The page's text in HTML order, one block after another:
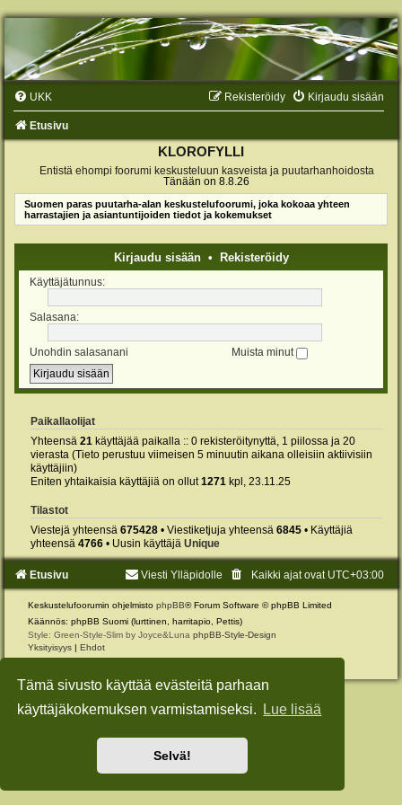
Tämä sivusto käyttää evästeitä parhaan
käyttäjäkokemuksen varmistamiseksi.
Lue lisää
Selvä!
UKK Kirjaudu sisään
Rekisteröidy
Etusivu
KLOROFYLLI
Entistä ehompi foorumi keskusteluun kasveista ja puutarhanhoidosta
Tänään on 8.8.26
Suomen paras puutarha-alan keskustelufoorumi, joka kokoaa yhteen
harrastajien ja asiantuntijoiden tiedot ja kokemukset
Kirjaudu sisään• Rekisteröidy
Käyttäjätunnus:
Salasana:
Unohdin salasanani Muista minut
Paikallaolijat
Yhteensä 21 käyttäjää paikalla :: 0 rekisteröitynyttä, 1 piilossa ja 20
vierasta (Tieto perustuu viimeisen 5 minuutin aikana olleisiin aktiivisiin
käyttäjiin)
Eniten yhtaikaisia käyttäjiä on ollut1271 kpl, 23.11.25
Tilastot
Viestejä yhteensä 675428 • Viestiketjuja yhteensä 6845 • Käyttäjiä
yhteensä 4766 • Uusin käyttäjä Unique
Etusivu Kaikki ajat ovat UTC+03:00
Viesti Ylläpidolle
Keskustelufoorumin ohjelmisto phpBB® Forum Software © phpBB Limited
Käännös: phpBB Suomi (lurttinen, harritapio, Pettis)
Style: Green-Style-Slim by Joyce&Luna phpBB-Style-Design
Yksityisyys | Ehdot